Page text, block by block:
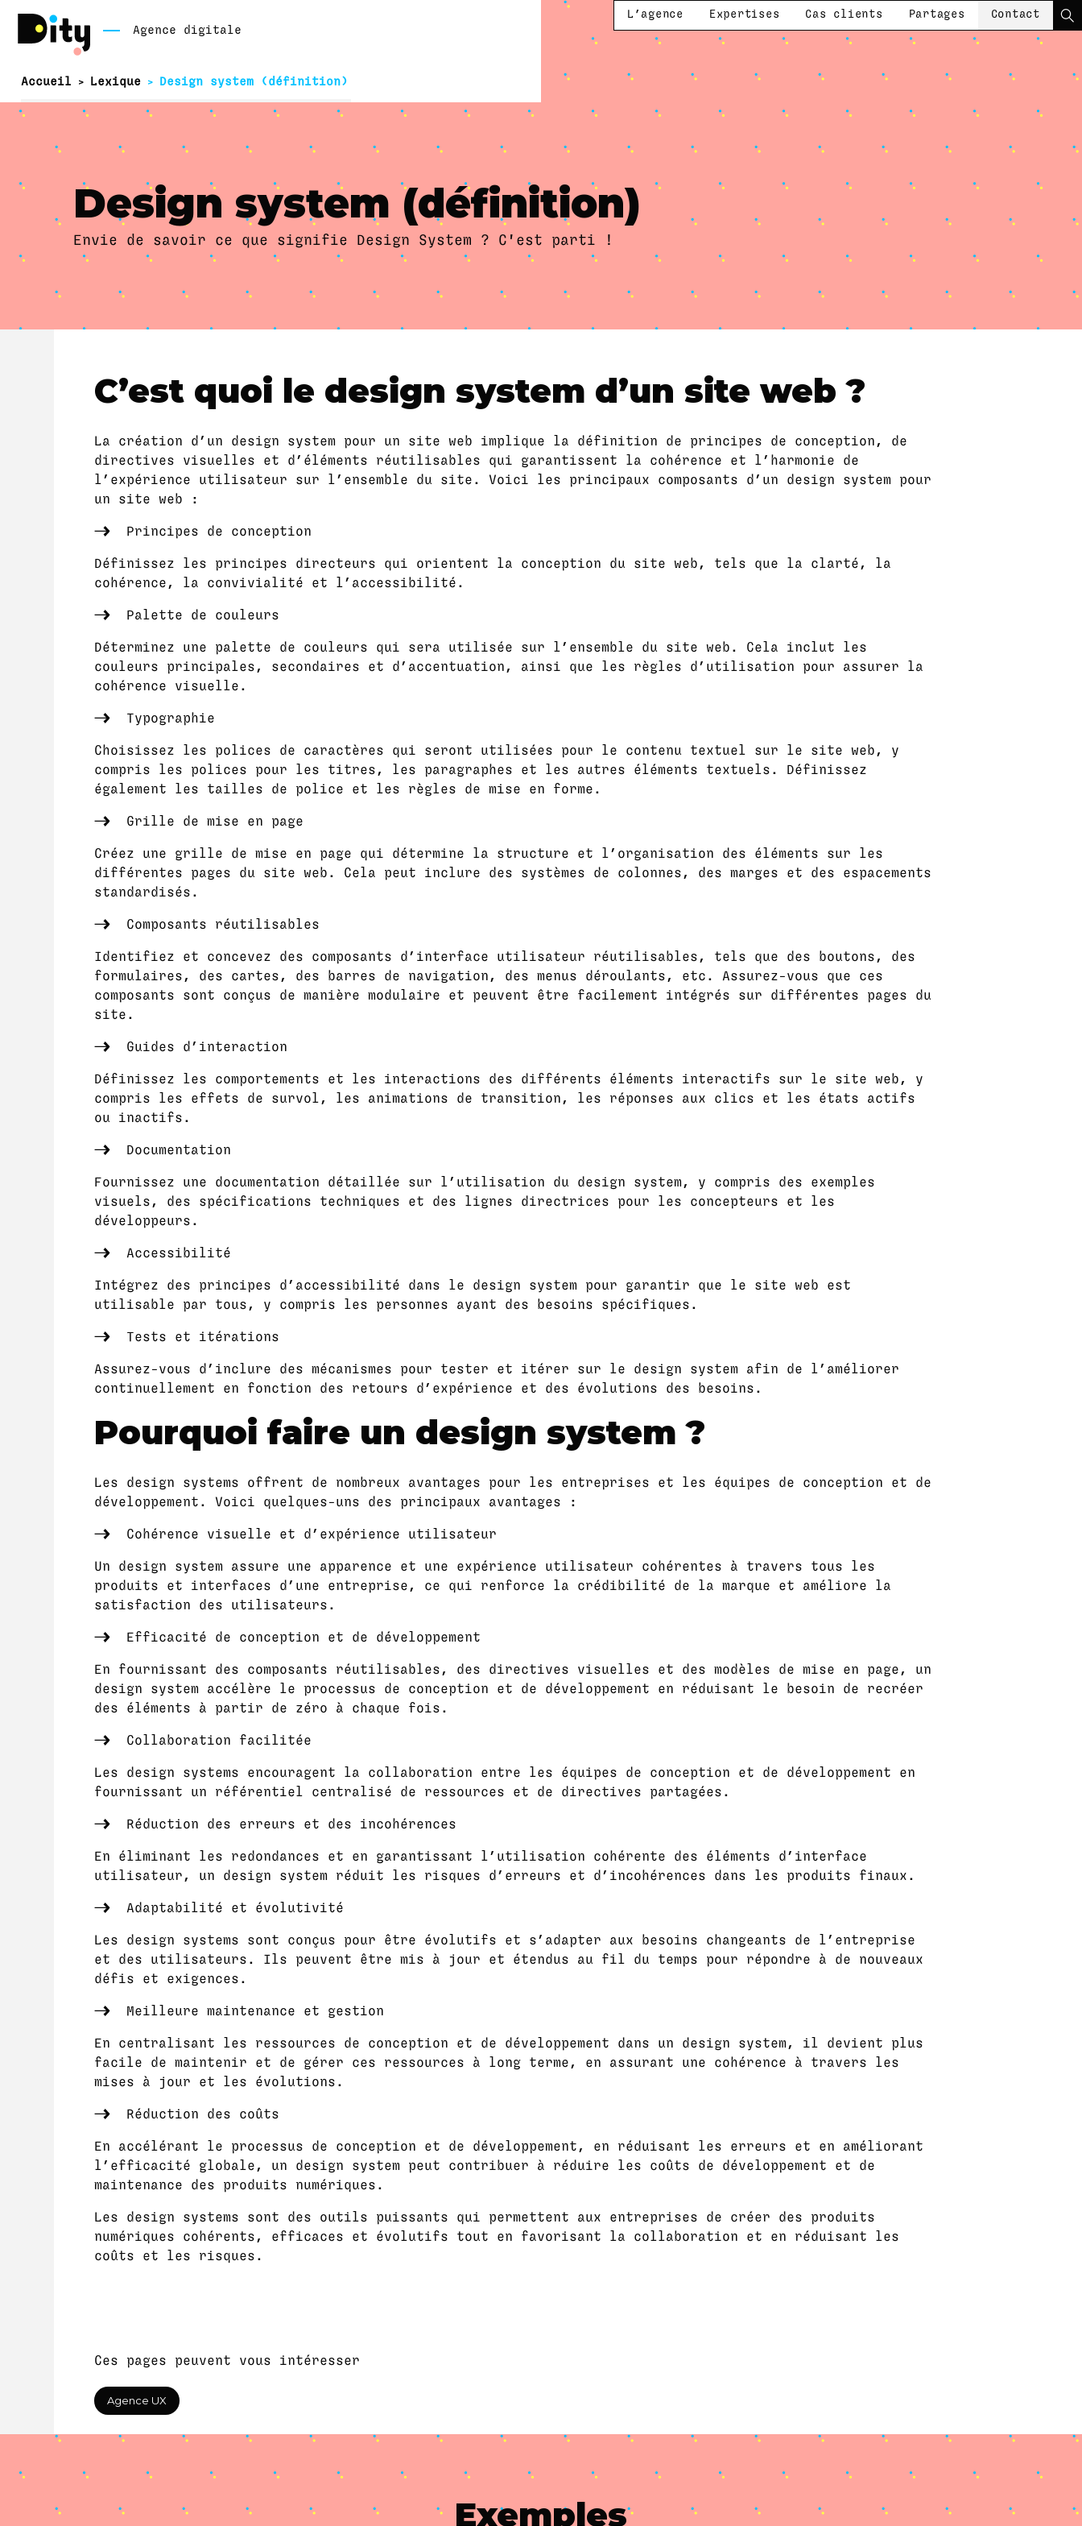
Agence digitale
L’agence Expertises Cas clients Partages Contact
Accueil > Lexique > Design system (définition)
Design system (définition)
Envie de savoir ce que signifie Design System ? C'est parti !
C’est quoi le design system d’un site web ?
La création d’un design system pour un site web implique la définition de principes de conception, de
directives visuelles et d’éléments réutilisables qui garantissent la cohérence et l’harmonie de
l’expérience utilisateur sur l’ensemble du site. Voici les principaux composants d’un design system pour
un site web :
Principes de conception
Définissez les principes directeurs qui orientent la conception du site web, tels que la clarté, la
cohérence, la convivialité et l’accessibilité.
Palette de couleurs
Déterminez une palette de couleurs qui sera utilisée sur l’ensemble du site web. Cela inclut les
couleurs principales, secondaires et d’accentuation, ainsi que les règles d’utilisation pour assurer la
cohérence visuelle.
Typographie
Choisissez les polices de caractères qui seront utilisées pour le contenu textuel sur le site web, y
compris les polices pour les titres, les paragraphes et les autres éléments textuels. Définissez
également les tailles de police et les règles de mise en forme.
Grille de mise en page
Créez une grille de mise en page qui détermine la structure et l’organisation des éléments sur les
différentes pages du site web. Cela peut inclure des systèmes de colonnes, des marges et des espacements
standardisés.
Composants réutilisables
Identifiez et concevez des composants d’interface utilisateur réutilisables, tels que des boutons, des
formulaires, des cartes, des barres de navigation, des menus déroulants, etc. Assurez-vous que ces
composants sont conçus de manière modulaire et peuvent être facilement intégrés sur différentes pages du
site.
Guides d’interaction
Définissez les comportements et les interactions des différents éléments interactifs sur le site web, y
compris les effets de survol, les animations de transition, les réponses aux clics et les états actifs
ou inactifs.
Documentation
Fournissez une documentation détaillée sur l’utilisation du design system, y compris des exemples
visuels, des spécifications techniques et des lignes directrices pour les concepteurs et les
développeurs.
Accessibilité
Intégrez des principes d’accessibilité dans le design system pour garantir que le site web est
utilisable par tous, y compris les personnes ayant des besoins spécifiques.
Tests et itérations
Assurez-vous d’inclure des mécanismes pour tester et itérer sur le design system afin de l’améliorer
continuellement en fonction des retours d’expérience et des évolutions des besoins.
Pourquoi faire un design system ?
Les design systems offrent de nombreux avantages pour les entreprises et les équipes de conception et de
développement. Voici quelques-uns des principaux avantages :
Cohérence visuelle et d’expérience utilisateur
Un design system assure une apparence et une expérience utilisateur cohérentes à travers tous les
produits et interfaces d’une entreprise, ce qui renforce la crédibilité de la marque et améliore la
satisfaction des utilisateurs.
Efficacité de conception et de développement
En fournissant des composants réutilisables, des directives visuelles et des modèles de mise en page, un
design system accélère le processus de conception et de développement en réduisant le besoin de recréer
des éléments à partir de zéro à chaque fois.
Collaboration facilitée
Les design systems encouragent la collaboration entre les équipes de conception et de développement en
fournissant un référentiel centralisé de ressources et de directives partagées.
Réduction des erreurs et des incohérences
En éliminant les redondances et en garantissant l’utilisation cohérente des éléments d’interface
utilisateur, un design system réduit les risques d’erreurs et d’incohérences dans les produits finaux.
Adaptabilité et évolutivité
Les design systems sont conçus pour être évolutifs et s’adapter aux besoins changeants de l’entreprise
et des utilisateurs. Ils peuvent être mis à jour et étendus au fil du temps pour répondre à de nouveaux
défis et exigences.
Meilleure maintenance et gestion
En centralisant les ressources de conception et de développement dans un design system, il devient plus
facile de maintenir et de gérer ces ressources à long terme, en assurant une cohérence à travers les
mises à jour et les évolutions.
Réduction des coûts
En accélérant le processus de conception et de développement, en réduisant les erreurs et en améliorant
l’efficacité globale, un design system peut contribuer à réduire les coûts de développement et de
maintenance des produits numériques.
Les design systems sont des outils puissants qui permettent aux entreprises de créer des produits
numériques cohérents, efficaces et évolutifs tout en favorisant la collaboration et en réduisant les
coûts et les risques.
Ces pages peuvent vous intéresser
Agence UX
Exemples